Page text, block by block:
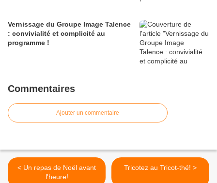
Vernissage du Groupe Image Talence
: convivialité et complicité au
programme !
Commentaires
Ajouter un commentaire
< Un repas de Noël avant
l'heure!
Tricotez au Tricot-thé! >